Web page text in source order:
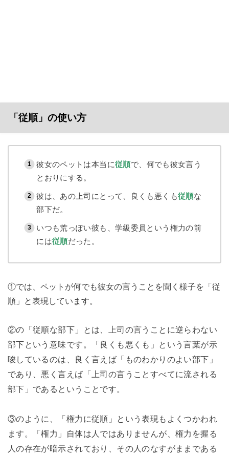
「従順」の使い方
彼女のペットは本当に従順で、何でも彼女言う
とおりにする。
彼は、あの上司にとって、良くも悪くも従順な
部下だ。
いつも荒っぽい彼も、学級委員という権力の前
には従順だった。
①では、ペットが何でも彼女の言うことを聞く様子を「従
順」と表現しています。
②の「従順な部下」とは、上司の言うことに逆らわない
部下という意味です。「良くも悪くも」という言葉が示
唆しているのは、良く言えば「ものわかりのよい部下」
であり、悪く言えば「上司の言うことすべてに流される
部下」であるということです。
③のように、「権力に従順」という表現もよくつかわれ
ます。「権力」自体は人ではありませんが、権力を握る
人の存在が暗示されており、その人のなすがままである